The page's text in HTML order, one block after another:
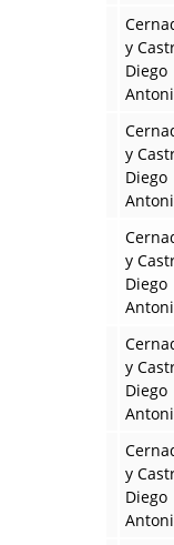
y
Diego
y
Diego
y
Diego
y
Diego
y
Diego